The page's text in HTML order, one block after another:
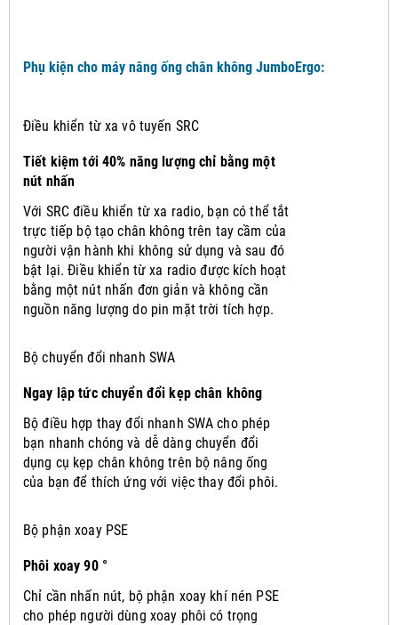
Phụ kiện cho máy nâng ống chân không JumboErgo:
Điều khiển từ xa vô tuyến SRC
Tiết kiệm tới 40% năng lượng chỉ bằng một
nút nhấn
Với SRC điều khiển từ xa radio, bạn có thể tắt
trực tiếp bộ tạo chân không trên tay cầm của
người vận hành khi không sử dụng và sau đó
bật lại.Điều khiển từ xa radio được kích hoạt
bằng một nút nhấn đơn giản và không cần
nguồn năng lượng do pin mặt trời tích hợp.
Bộ chuyển đổi nhanh SWA
Ngay lập tức chuyển đổi kẹp chân không
Bộ điều hợp thay đổi nhanh SWA cho phép
bạn nhanh chóng và dễ dàng chuyển đổi
dụng cụ kẹp chân không trên bộ nâng ống
của bạn để thích ứng với việc thay đổi phôi.
Bộ phận xoay PSE
Phôi xoay 90 °
Chỉ cần nhấn nút, bộ phận xoay khí nén PSE
cho phép người dùng xoay phôi có trọng